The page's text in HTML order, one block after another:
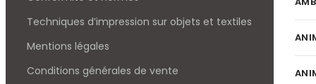
Techniques d’impression sur objets et textiles
Mentions légales
Conditions générales de vente